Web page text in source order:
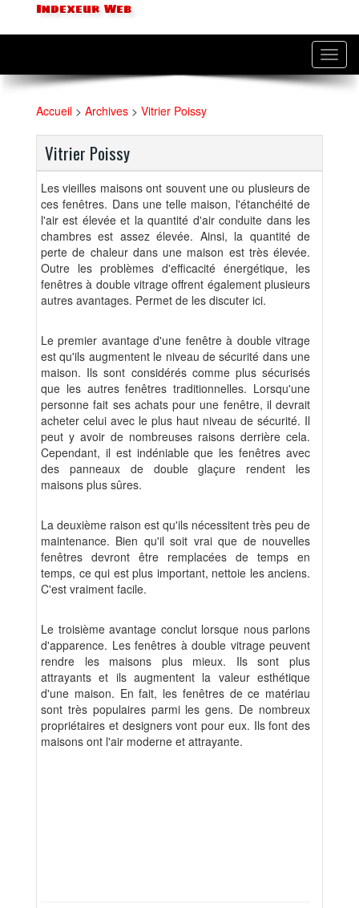
Indexeur Web
Accueil > Archives > Vitrier Poissy
Vitrier Poissy
Les vieilles maisons ont souvent une ou plusieurs de
ces fenêtres. Dans une telle maison, l'étanchéité de
l'air est élevée et la quantité d'air conduite dans les
chambres est assez élevée. Ainsi, la quantité de
perte de chaleur dans une maison est très élevée.
Outre les problèmes d'efficacité énergétique, les
fenêtres à double vitrage offrent également plusieurs
autres avantages. Permet de les discuter ici.
Le premier avantage d'une fenêtre à double vitrage
est qu'ils augmentent le niveau de sécurité dans une
maison. Ils sont considérés comme plus sécurisés
que les autres fenêtres traditionnelles. Lorsqu'une
personne fait ses achats pour une fenêtre, il devrait
acheter celui avec le plus haut niveau de sécurité. Il
peut y avoir de nombreuses raisons derrière cela.
Cependant, il est indéniable que les fenêtres avec
des panneaux de double glaçure rendent les
maisons plus sûres.
La deuxième raison est qu'ils nécessitent très peu de
maintenance. Bien qu'il soit vrai que de nouvelles
fenêtres devront être remplacées de temps en
temps, ce qui est plus important, nettoie les anciens.
C'est vraiment facile.
Le troisième avantage conclut lorsque nous parlons
d'apparence. Les fenêtres à double vitrage peuvent
rendre les maisons plus mieux. Ils sont plus
attrayants et ils augmentent la valeur esthétique
d'une maison. En fait, les fenêtres de ce matériau
sont très populaires parmi les gens. De nombreux
propriétaires et designers vont pour eux. Ils font des
maisons ont l'air moderne et attrayante.